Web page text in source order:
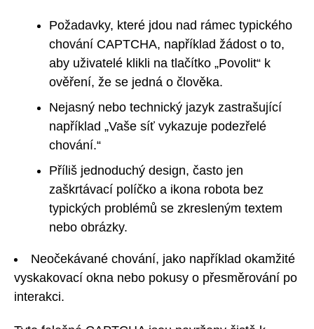
Požadavky, které jdou nad rámec typického
chování CAPTCHA, například žádost o to,
aby uživatelé klikli na tlačítko „Povolit“ k
ověření, že se jedná o člověka.
Nejasný nebo technický jazyk zastrašující
například „Vaše síť vykazuje podezřelé
chování.“
Příliš jednoduchý design, často jen
zaškrtávací políčko a ikona robota bez
typických problémů se zkresleným textem
nebo obrázky.
Neočekávané chování, jako například okamžité
vyskakovací okna nebo pokusy o přesměrování po
interakci.